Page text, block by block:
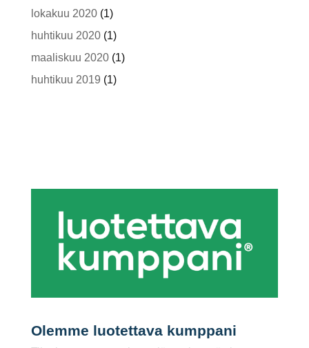
lokakuu 2020(1)
huhtikuu 2020(1)
maaliskuu 2020(1)
huhtikuu 2019 (1)
Olemme luotettava kumppani